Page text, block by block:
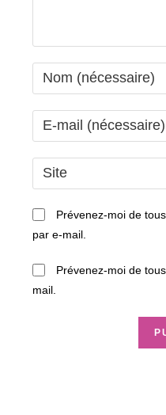
Enter
your
name
comment
Enter
your
email
address
comment
Saisir
l’URL
de
(facultatif)
Prévenez-moi de
par e-mail.
Prévenez-moi de
mail.